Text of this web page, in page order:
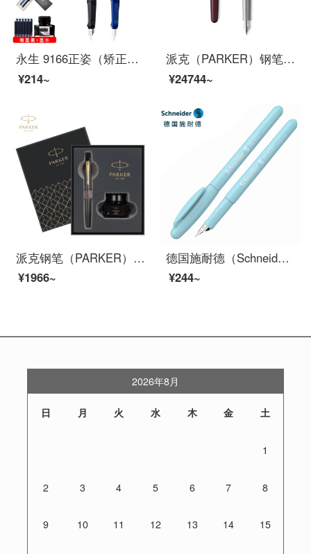
永生 9166正姿（矫正握姿）两支装墨囊墨水两用钢笔套装 学生硬笔书法练字办公签字笔铱金钢笔 黑色F+蓝色EF
¥214~
派克（PARKER）钢笔 卓尔系列致臻绛红墨水笔
¥24744~
派克钢笔（PARKER）派克威雅XL墨水礼盒 签字笔商务送礼 学生钢笔练字 生日礼物 礼品笔免费刻字 威雅XL经典黑金夹墨水笔+礼盒
¥1966~
德国施耐德（Schneider）钢笔BK402+马卡龙男女学生用练字彩杆EF尖签字笔进口墨水笔土耳其蓝
¥244~
2026年8月
日 月 火 水 木 金 土
1
2 3 4 5 6 7 8
9 10 11 12 13 14 15